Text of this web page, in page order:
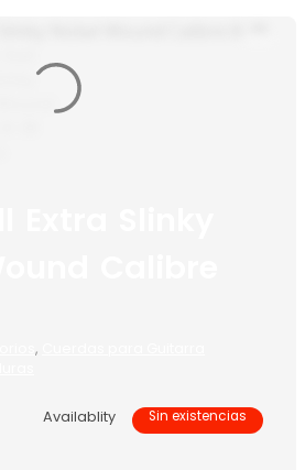
,
Availablity Sin existencias